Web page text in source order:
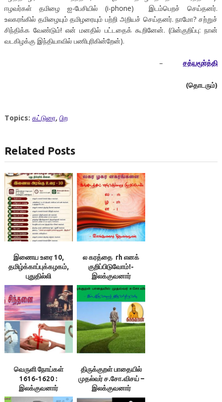
ஈழவர்கள் தமிழை ஐ-பேசியில் (i-phone) இடம்பெறச் செய்தனர்.
உலகரங்கில் தமிழையும் தமிழரையும் பற்றி அறியச் செய்தனர். நாமோ? சற்றுச்
சிந்திக்க வேண்டும்! என் மனதில் பட்டதைக் கூறினேன். (பின்குறிப்பு: நான்
வடகிழக்கு இந்தியாவில் பணிபுரிகின்றேன்).
–சத்யமூர்த்தி
(தொடரும்)
Topics: கட்டுரை, பிற
Related Posts
இணைய உரை 10,
தமிழ்க்காப்புக்கழகம்,
புதுதில்லி
ல கரத்தை rh எனக்
குறிப்பிடுவோம்!-
இலக்குவனார்
திருவள்ளுவன்
வெருளி நோய்கள்
1616-1620 :
இலக்குவனார்
திருவள்ளுவன்
திருக்குறள் பாதையில்
முதல்வர் ச.சோ.விசய் –
இலக்குவனார்
திருவள்ளுவன்